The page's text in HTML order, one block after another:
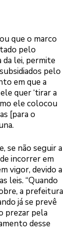
que o marco
pelo
lei, permite
pelo
em que a
quer ‘tirar a
ele colocou
[para o
se não seguir a
incorrer em
vigor, devido a
leis. “Quando
a prefeitura
já se prevê
prezar pela
desse